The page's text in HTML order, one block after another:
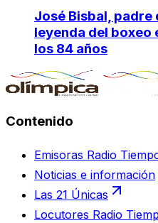
José Bisbal, padre
leyenda del boxeo
los 84 años
Contenido
Emisoras Radio
Noticias e información
Las 21 Únicas
Locutores Radio